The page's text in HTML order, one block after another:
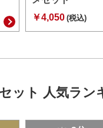
￥4,050 (税込)
ット 人気ラン